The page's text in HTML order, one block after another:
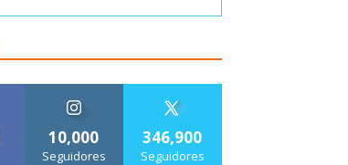
10,000
Seguidores
346,900
Seguidores